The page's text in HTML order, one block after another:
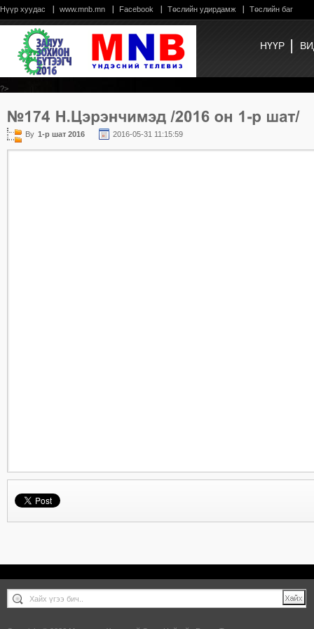
Нүүр хуудас www.mnb.mn Facebook Төслийн удирдамж Төслийн баг
НҮҮР
?>
By 1-р шат 2016 2016-05-31 11:15:59